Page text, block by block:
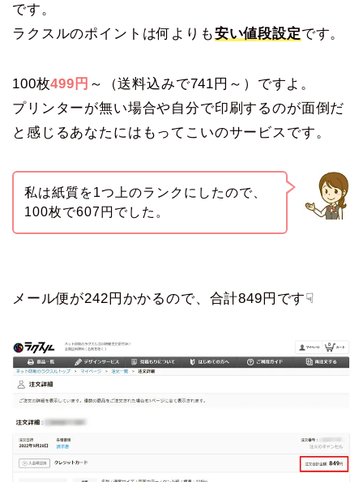
です。
ラクスルのポイントは何よりも安い値段設定です。
100枚499円 ～（送料込みで741円～）ですよ。
プリンターが無い場合や自分で印刷するのが面倒だ
と感じるあなたにはもってこいのサービスです。
私は紙質を1つ上のランクにしたので、
100枚で607円でした。
メール便が242円かかるので、合計849円です☟